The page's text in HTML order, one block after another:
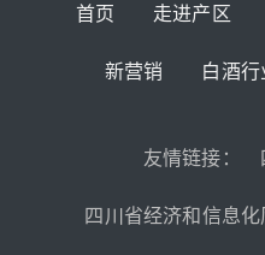
首页 走进产区
新营销 白酒
友情链接：
四川省经济和信息化